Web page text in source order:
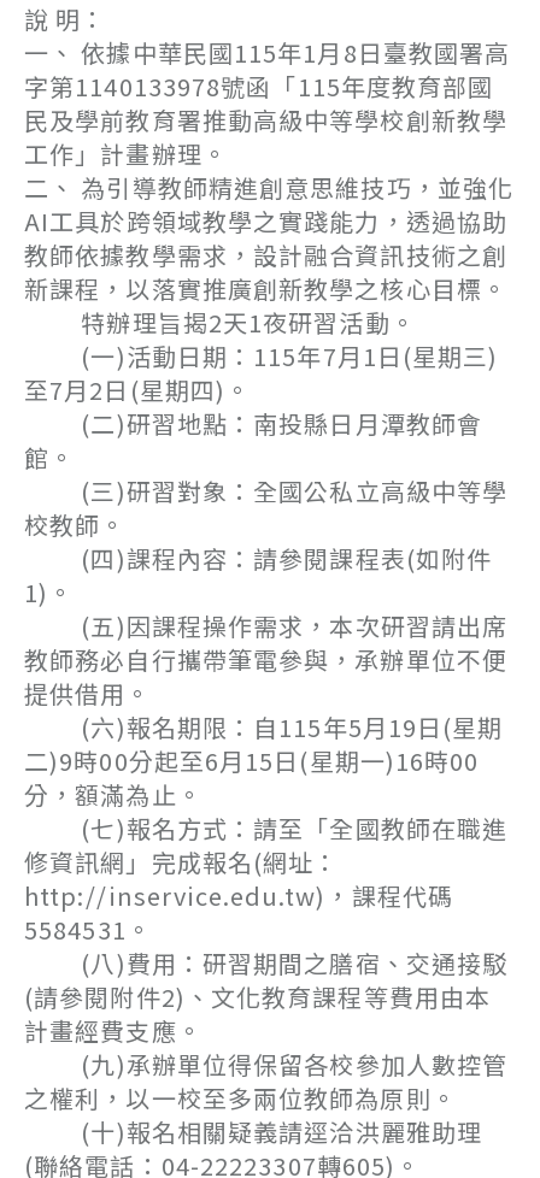
說 明：
一、 依據中華民國115年1月8日臺教國署高
字第1140133978號函「115年度教育部國
民及學前教育署推動高級中等學校創新教學
工作」計畫辦理。
二、 為引導教師精進創意思維技巧，並強化
AI工具於跨領域教學之實踐能力，透過協助
教師依據教學需求，設計融合資訊技術之創
新課程，以落實推廣創新教學之核心目標。
特辦理旨揭2天1夜研習活動。
(一)活動日期：115年7月1日(星期三)
至7月2日(星期四)。
(二)研習地點：南投縣日月潭教師會
館。
(三)研習對象：全國公私立高級中等學
校教師。
(四)課程內容：請參閱課程表(如附件
1)。
(五)因課程操作需求，本次研習請出席
教師務必自行攜帶筆電參與，承辦單位不便
提供借用。
(六)報名期限：自115年5月19日(星期
二)9時00分起至6月15日(星期一)16時00
分，額滿為止。
(七)報名方式：請至「全國教師在職進
修資訊網」完成報名(網址：
http://inservice.edu.tw)，課程代碼
5584531。
(八)費用：研習期間之膳宿、交通接駁
(請參閱附件2)、文化教育課程等費用由本
計畫經費支應。
(九)承辦單位得保留各校參加人數控管
之權利，以一校至多兩位教師為原則。
(十)報名相關疑義請逕洽洪麗雅助理
(聯絡電話：04-22223307轉605)。